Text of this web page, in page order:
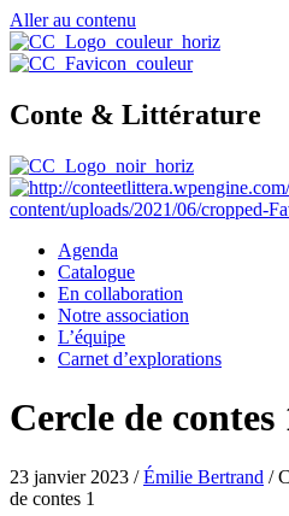
Aller au contenu
Conte & Littérature
Agenda
Catalogue
En collaboration
Notre association
L’équipe
Carnet d’explorations
Cercle de contes
23 janvier 2023 /Émilie Bertrand /
de contes 1